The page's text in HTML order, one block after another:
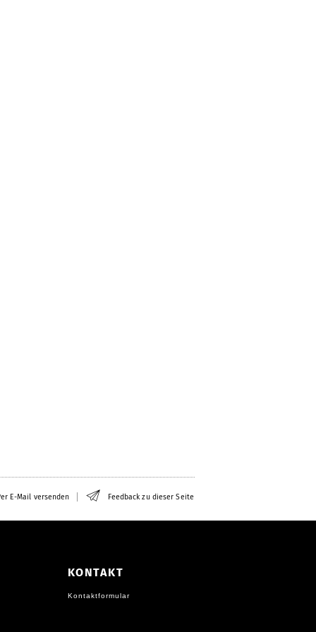
E-Mail versenden Feedback zu dieser Seite
KONTAKT
Kontaktformular